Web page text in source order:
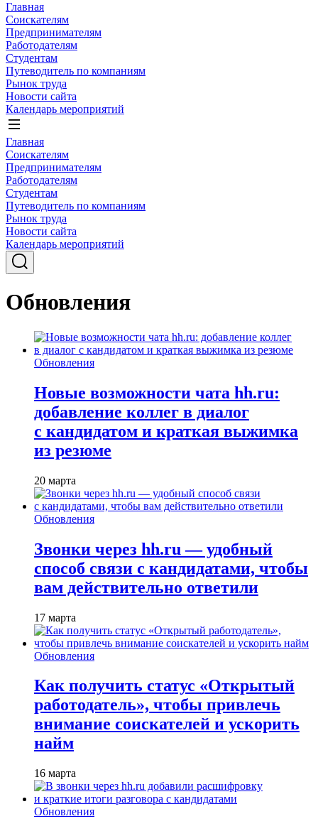
Главная
Соискателям
Предпринимателям
Работодателям
Студентам
Путеводитель по компаниям
Рынок труда
Новости сайта
Календарь мероприятий
Главная
Соискателям
Предпринимателям
Работодателям
Студентам
Путеводитель по компаниям
Рынок труда
Новости сайта
Календарь мероприятий
Обновления
Обновления
Новые возможности чата hh.ru:
добавление коллег в диалог
с кандидатом и краткая выжимка
из резюме
20 марта
Обновления
Звонки через hh.ru — удобный
способ связи с кандидатами, чтобы
вам действительно ответили
17 марта
Обновления
Как получить статус «Открытый
работодатель», чтобы привлечь
внимание соискателей и ускорить
найм
16 марта
Обновления